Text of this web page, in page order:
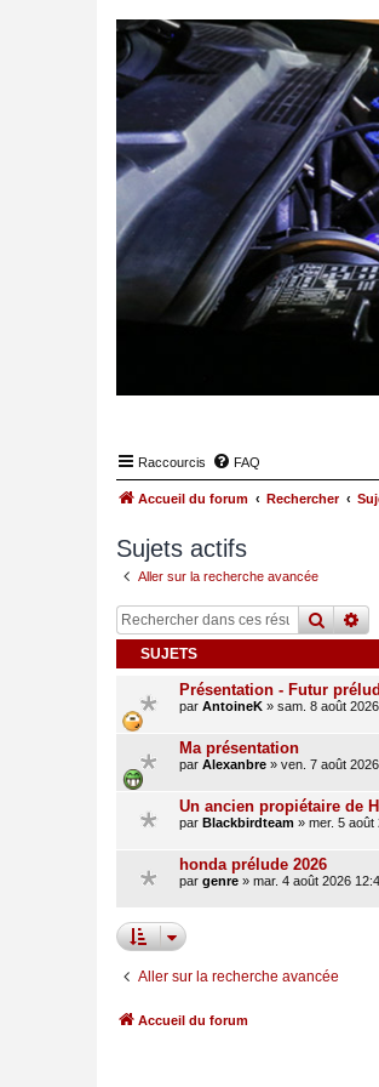
Raccourcis FAQ
Accueil du forum Rechercher
Sujets actifs
Aller sur la recherche avancée
SUJETS
Présentation - Futur
par AntoineK » sam. 8 août
Ma présentation
par Alexanbre » ven. 7 août
Un ancien propiétaire de
par Blackbirdteam » mer. 5 août
honda prélude 2026
par genre » mar. 4 août 2026
Aller sur la recherche avancée
Accueil du forum